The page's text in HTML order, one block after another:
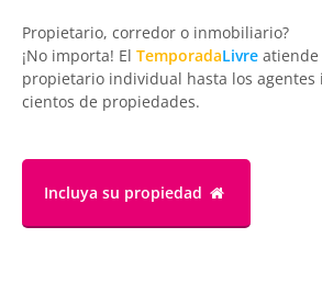
Propietario, corredor o inmobiliario?
¡No importa! El TemporadaLivre
propietario individual hasta los agentes
cientos de propiedades.
Incluya su propiedad